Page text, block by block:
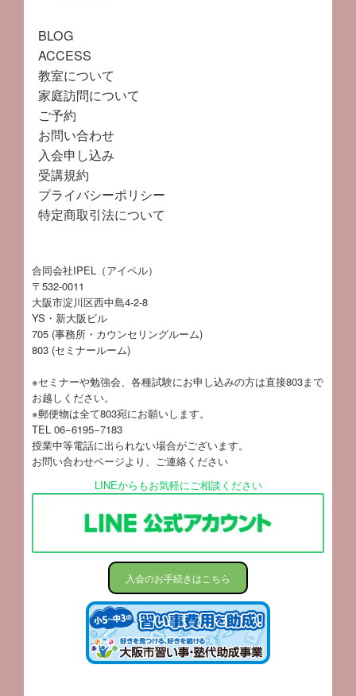
BLOG
ACCESS
教室について
家庭訪問について
ご予約
お問い合わせ
入会申し込み
受講規約
プライバシーポリシー
特定商取引法について
合同会社IPEL（アイペル）
〒532-0011
大阪市淀川区西中島4-2-8
YS・新大阪ビル
705 (事務所・カウンセリングルーム)
803 (セミナールーム)
※セミナーや勉強会、各種試験にお申し込みの方は直接803まで
お越しください。
※郵便物は全て803宛にお願いします。
TEL 06−6195−7183
授業中等電話に出られない場合がございます。
お問い合わせページより、ご連絡ください
LINEからもお気軽にご相談ください
入会のお手続きはこちら